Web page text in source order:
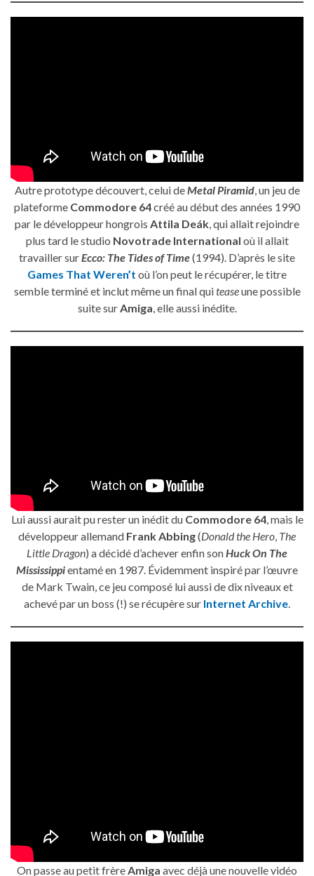
Autre prototype découvert, celui deMetal Piramid, un jeu de
plateforme Commodore 64créé au début des années 1990
par le développeur hongrois Attila Deák, qui allait rejoindre
plus tard le studio Novotrade International où il allait
travailler surEcco: The Tides of Time(1994). D’après le site
Games That Weren’t où l’on peut le récupérer, le titre
semble terminé et inclut même un final quiteaseune possible
suite surAmiga, elle aussi inédite.
Lui aussi aurait pu rester un inédit du Commodore 64, mais le
développeur allemand Frank Abbing(Donald the Hero, The
Little Dragon) a décidé d’achever enfin sonHuck On The
Mississippientamé en 1987. Évidemment inspiré par l’œuvre
de Mark Twain, ce jeu composé lui aussi de dix niveaux et
achevé par un boss (!) se récupère sur Internet Archive.
On passe au petit frère Amiga avec déjà une nouvelle vidéo